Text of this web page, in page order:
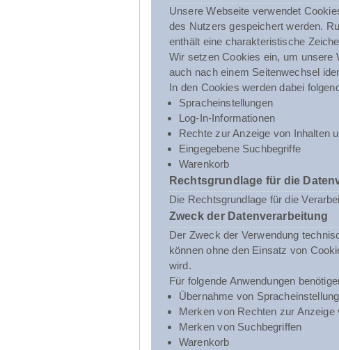
Unsere Webseite verwendet
des Nutzers gespeichert werden.
enthält eine charakteristische
Wir setzen Cookies ein, um unsere
auch nach einem Seitenwechsel
In den Cookies werden dabei
Spracheinstellungen
Log-In-Informationen
Rechte zur Anzeige von Inhalten
Eingegebene Suchbegriffe
Warenkorb
Rechtsgrundlage für die
Die Rechtsgrundlage für die
Zweck der Datenverarbeitung
Der Zweck der Verwendung
können ohne den Einsatz von
wird.
Für folgende Anwendungen
Übernahme von
Merken von Rechten zur
Merken von Suchbegriffen
Warenkorb